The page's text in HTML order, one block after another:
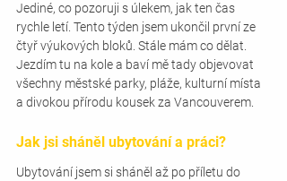
Jediné, co pozoruji s úlekem, jak ten čas
rychle letí. Tento týden jsem ukončil první ze
čtyř výukových bloků. Stále mám co dělat.
Jezdím tu na kole a baví mě tady objevovat
všechny městské parky, pláže, kulturní místa
a divokou přírodu kousek za Vancouverem.
Jak jsi sháněl ubytování a práci?
Ubytování jsem si sháněl až po příletu do